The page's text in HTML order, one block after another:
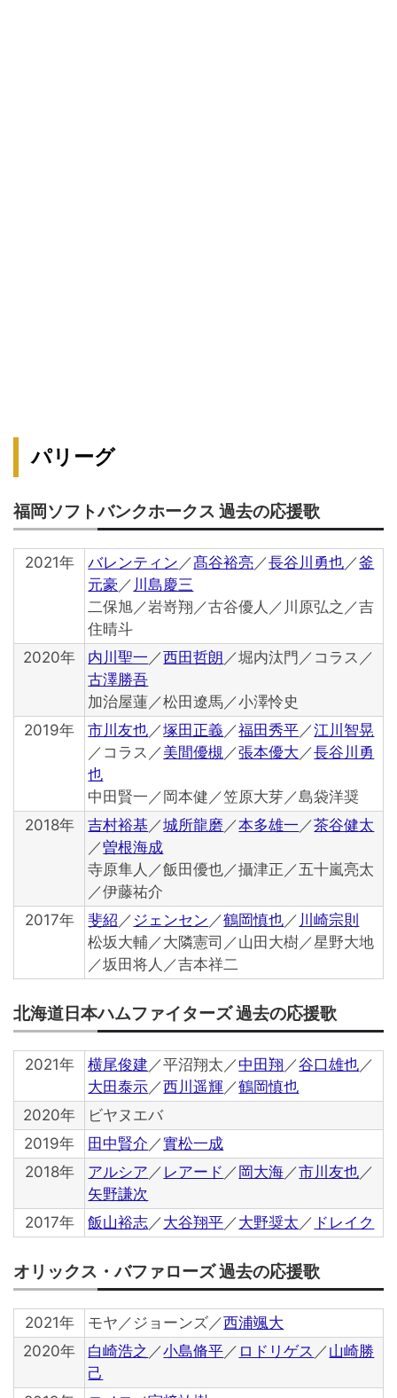
パリーグ
福岡ソフトバンクホークス 過去の応援歌
2021年 バレンティン ／髙谷裕亮 ／長谷川勇也 ／釜
元豪 ／ 川島慶三
二保旭／岩嵜翔／古谷優人／川原弘之／吉
住晴斗
2020年
内川聖一 ／西田哲朗 ／堀内汰門／コラス／
古澤勝吾
加治屋蓮／松田遼馬／小澤怜史
2019年
市川友也 ／塚田正義 ／福田秀平 ／江川智晃
／コラス／美間優槻 ／張本優大 ／長谷川勇
也
中田賢一／岡本健／笠原大芽／島袋洋奨
2018年
吉村裕基 ／城所龍磨 ／本多雄一 ／茶谷健太
／曽根海成
寺原隼人／飯田優也／攝津正／五十嵐亮太
／伊藤祐介
2017年
斐紹 ／ ジェンセン ／鶴岡慎也 ／ 川崎宗則
松坂大輔／大隣憲司／山田大樹／星野大地
／坂田将人／吉本祥二
北海道日本ハムファイターズ 過去の応援歌
2021年 横尾俊建 ／平沼翔太／中田翔 ／谷口雄也 ／
大田泰示 ／西川遥輝 ／鶴岡慎也
2020年
ビヤヌエバ
2019年
田中賢介 ／實松一成
2018年
アルシア ／ レアード ／岡大海 ／市川友也 ／
矢野謙次
2017年
飯山裕志 ／大谷翔平 ／大野奨太 ／ ドレイク
オリックス・バファローズ 過去の応援歌
2021年 モヤ／ジョーンズ／西浦颯大
2020年
白崎浩之 ／小島脩平 ／ ロドリゲス ／山崎勝
己